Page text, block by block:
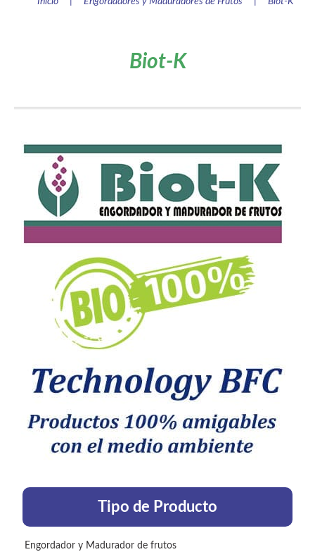
Biot-K
Tipo de Producto
Engordador y Madurador de frutos